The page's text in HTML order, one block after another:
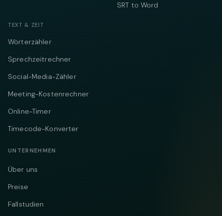
SRT to Word
TEXT & ZEIT
Wörterzähler
Sprechzeitrechner
Social-Media-Zähler
Meeting-Kostenrechner
Online-Timer
Timecode-Konverter
UNTERNEHMEN
Über uns
Preise
Fallstudien